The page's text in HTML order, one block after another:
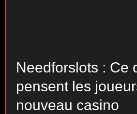
Needforslots : Ce
pensent les
nouveau casino